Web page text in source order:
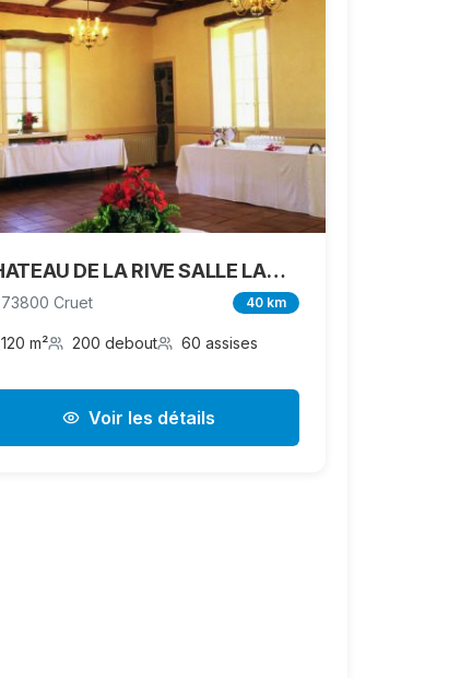
CHATEAU DE LA RIVE SALLE LAUZIERE
73800 Cruet 40 km
120 m² 200 debout 60 assises
Voir les détails